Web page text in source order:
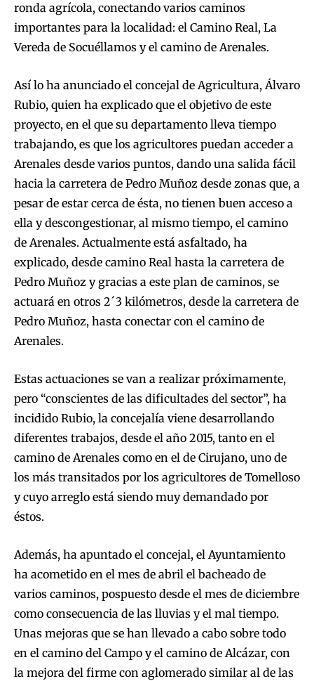
ronda agrícola, conectando varios caminos
importantes para la localidad: el Camino Real, La
Vereda de Socuéllamos y el camino de Arenales.
Así lo ha anunciado el concejal de Agricultura, Álvaro
Rubio, quien ha explicado que el objetivo de este
proyecto, en el que su departamento lleva tiempo
trabajando, es que los agricultores puedan acceder a
Arenales desde varios puntos, dando una salida fácil
hacia la carretera de Pedro Muñoz desde zonas que, a
pesar de estar cerca de ésta, no tienen buen acceso a
ella y descongestionar, al mismo tiempo, el camino
de Arenales. Actualmente está asfaltado, ha
explicado, desde camino Real hasta la carretera de
Pedro Muñoz y gracias a este plan de caminos, se
actuará en otros 2´3 kilómetros, desde la carretera de
Pedro Muñoz, hasta conectar con el camino de
Arenales.
Estas actuaciones se van a realizar próximamente,
pero “conscientes de las dificultades del sector”, ha
incidido Rubio, la concejalía viene desarrollando
diferentes trabajos, desde el año 2015, tanto en el
camino de Arenales como en el de Cirujano, uno de
los más transitados por los agricultores de Tomelloso
y cuyo arreglo está siendo muy demandado por
éstos.
Además, ha apuntado el concejal, el Ayuntamiento
ha acometido en el mes de abril el bacheado de
varios caminos, pospuesto desde el mes de diciembre
como consecuencia de las lluvias y el mal tiempo.
Unas mejoras que se han llevado a cabo sobre todo
en el camino del Campo y el camino de Alcázar, con
la mejora del firme con aglomerado similar al de las